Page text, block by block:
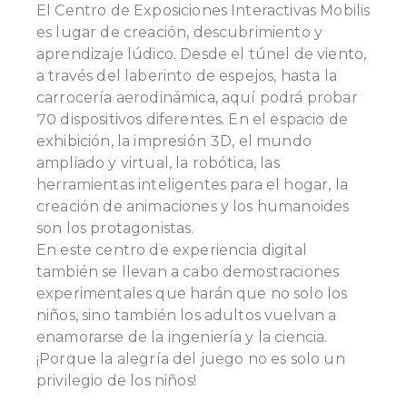
El Centro de Exposiciones Interactivas Mobilis
es lugar de creación, descubrimiento y
aprendizaje lúdico. Desde el túnel de viento,
a través del laberinto de espejos, hasta la
carrocería aerodinámica, aquí podrá probar
70 dispositivos diferentes. En el espacio de
exhibición, la impresión 3D, el mundo
ampliado y virtual, la robótica, las
herramientas inteligentes para el hogar, la
creación de animaciones y los humanoides
son los protagonistas.
En este centro de experiencia digital
también se llevan a cabo demostraciones
experimentales que harán que no solo los
niños, sino también los adultos vuelvan a
enamorarse de la ingeniería y la ciencia.
¡Porque la alegría del juego no es solo un
privilegio de los niños!